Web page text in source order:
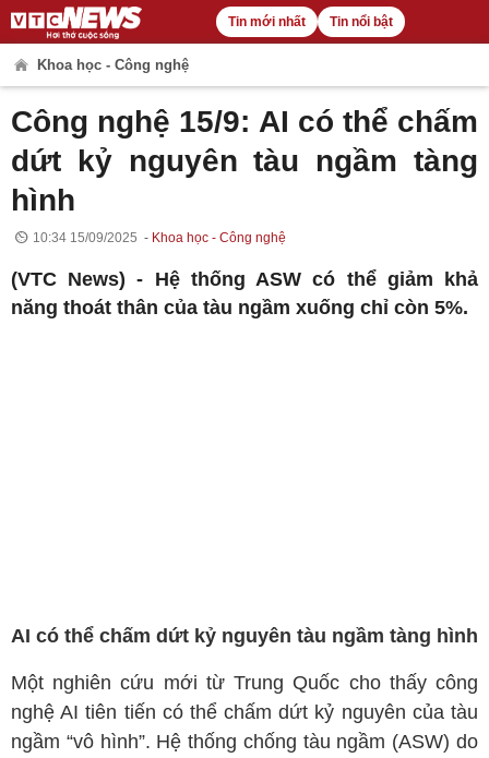
Tin mới nhất Tin nổi bật
Khoa học - Công nghệ
Công nghệ 15/9: AI có thể chấm
dứt kỷ nguyên tàu ngầm tàng
hình
10:34 15/09/2025 Khoa học - Công nghệ
(VTC News) - Hệ thống ASW có thể giảm khả
năng thoát thân của tàu ngầm xuống chỉ còn 5%.
AI có thể chấm dứt kỷ nguyên tàu ngầm tàng hình
Một nghiên cứu mới từ Trung Quốc cho thấy công
nghệ AI tiên tiến có thể chấm dứt kỷ nguyên của tàu
ngầm “vô hình”. Hệ thống chống tàu ngầm (ASW) do